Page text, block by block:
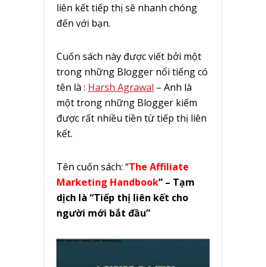
liên kết tiếp thị sẽ nhanh chóng
đến với bạn.
Cuốn sách này được viết bởi một
trong những Blogger nổi tiếng có
tên là : Harsh Agrawal – Anh là
một trong những Blogger kiếm
được rất nhiều tiền từ tiếp thị liên
kết.
Tên cuốn sách: “The Affiliate
Marketing Handbook” – Tạm
dịch là “Tiếp thị liên kết cho
người mới bắt đầu”